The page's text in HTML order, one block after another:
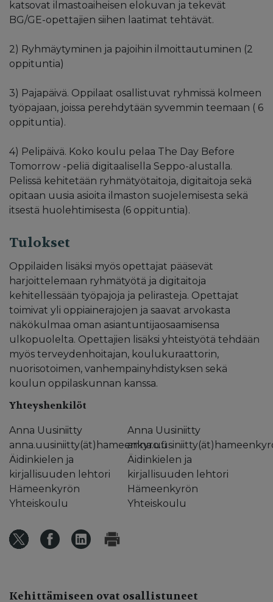
katsovat ilmastoaiheisen elokuvan ja tekevät
BG/GE-opettajien siihen laatimat tehtävät.
2) Ryhmäytyminen ja pajoihin ilmoittautuminen (2
oppituntia)
3) Pajapäivä. Oppilaat osallistuvat ryhmissä kolmeen
työpajaan, joissa perehdytään syvemmin teemaan ( 6
oppituntia).
4) Pelipäivä. Koko koulu pelaa The Day Before
Tomorrow -peliä digitaalisella Seppo-alustalla.
Pelissä kehitetään ryhmätyötaitoja, digitaitoja sekä
opitaan uusia asioita ilmaston suojelemisesta sekä
itsestä huolehtimisesta (6 oppituntia).
Tulokset
Oppilaiden lisäksi myös opettajat pääsevät
harjoittelemaan ryhmätyötä ja digitaitoja
kehitellessään työpajoja ja pelirasteja. Opettajat
toimivat yli oppiainerajojen ja saavat arvokasta
näkökulmaa oman asiantuntijaosaamisensa
ulkopuolelta. Opettajien lisäksi yhteistyötä tehdään
myös terveydenhoitajan, koulukuraattorin,
nuorisotoimen, vanhempainyhdistyksen sekä
koulun oppilaskunnan kanssa.
Yhteyshenkilöt
Anna Uusiniitty
anna.uusiniitty(ät)hameenkyro.fi
Äidinkielen ja
kirjallisuuden lehtori
Hämeenkyrön
Yhteiskoulu
Anna Uusiniitty
Äidinkielen ja
kirjallisuuden lehtori
Hämeenkyrön
Yhteiskoulu
Kehittämiseen ovat osallistuneet